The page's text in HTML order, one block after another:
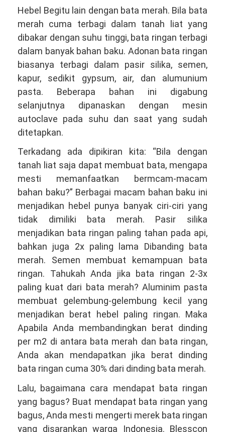
Hebel Begitu lain dengan bata merah. Bila bata
merah cuma terbagi dalam tanah liat yang
dibakar dengan suhu tinggi, bata ringan terbagi
dalam banyak bahan baku. Adonan bata ringan
biasanya terbagi dalam pasir silika, semen,
kapur, sedikit gypsum, air, dan alumunium
pasta. Beberapa bahan ini digabung
selanjutnya dipanaskan dengan mesin
autoclave pada suhu dan saat yang sudah
ditetapkan.
Terkadang ada dipikiran kita: “Bila dengan
tanah liat saja dapat membuat bata, mengapa
mesti memanfaatkan bermcam-macam
bahan baku?” Berbagai macam bahan baku ini
menjadikan hebel punya banyak ciri-ciri yang
tidak dimiliki bata merah. Pasir silika
menjadikan bata ringan paling tahan pada api,
bahkan juga 2x paling lama Dibanding bata
merah. Semen membuat kemampuan bata
ringan. Tahukah Anda jika bata ringan 2-3x
paling kuat dari bata merah? Aluminim pasta
membuat gelembung-gelembung kecil yang
menjadikan berat hebel paling ringan. Maka
Apabila Anda membandingkan berat dinding
per m2 di antara bata merah dan bata ringan,
Anda akan mendapatkan jika berat dinding
bata ringan cuma 30% dari dinding bata merah.
Lalu, bagaimana cara mendapat bata ringan
yang bagus? Buat mendapat bata ringan yang
bagus, Anda mesti mengerti merek bata ringan
yang disarankan warga Indonesia. Blesscon